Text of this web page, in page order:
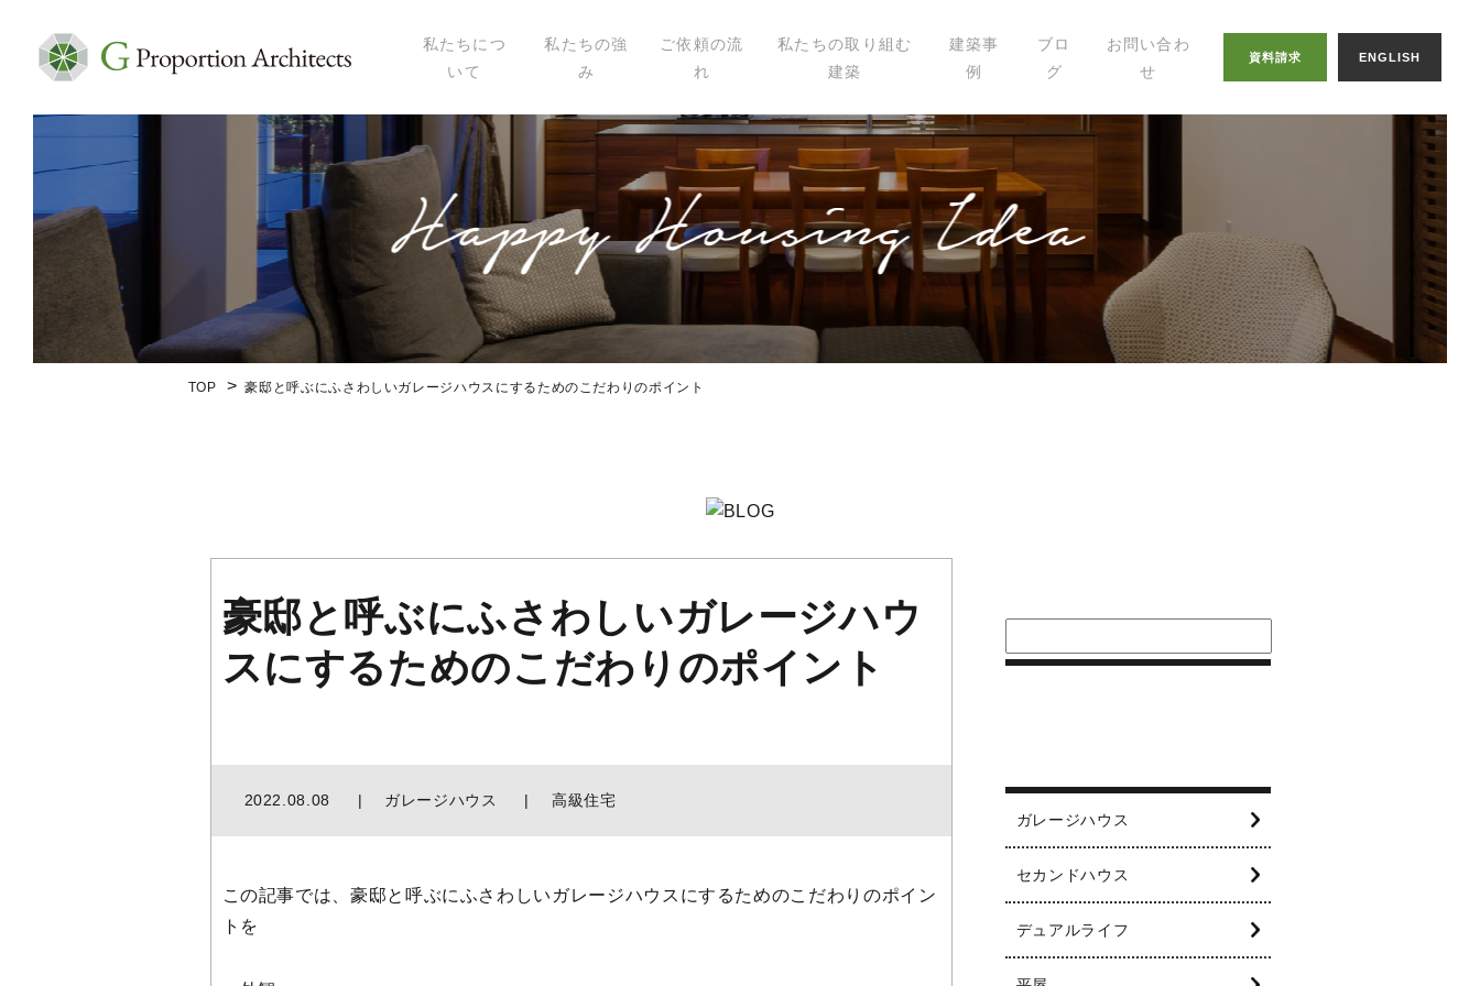
私たちにつ
いて
私たちについて
代表プロフィール
セミナー・講演
メディア掲載
会社概要
私たちの強
み
ご依頼の流
れ
私たちの取り組む
建築
建築事
例
ブロ
グ
幸せの家づくりの
八納ブログ
スタッフグログ
お問い合わ
せ
資料請求 ENGLISH
TOP 豪邸と呼ぶにふさわしいガレージハウスにするためのこだわりのポイント
豪邸と呼ぶにふさわしいガレージハウ
スにするためのこだわりのポイント
2022.08.08 ガレージハウス 高級住宅
この記事では、豪邸と呼ぶにふさわしいガレージハウスにするためのこだわりのポイン
トを
ガレージハウス
セカンドハウス
デュアルライフ